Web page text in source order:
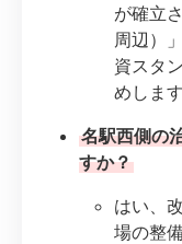
が確立
周辺）
資スタ
めします
名駅西側の
すか？
はい、
場の整